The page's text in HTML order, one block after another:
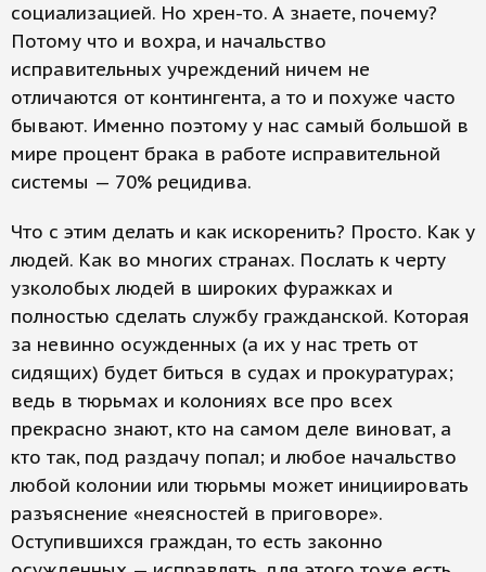
социализацией. Но хрен-то. А знаете, почему?
Потому что и вохра, и начальство
исправительных учреждений ничем не
отличаются от контингента, а то и похуже часто
бывают. Именно поэтому у нас самый большой в
мире процент брака в работе исправительной
системы — 70% рецидива.
Что с этим делать и как искоренить? Просто. Как у
людей. Как во многих странах. Послать к черту
узколобых людей в широких фуражках и
полностью сделать службу гражданской. Которая
за невинно осужденных (а их у нас треть от
сидящих) будет биться в судах и прокуратурах;
ведь в тюрьмах и колониях все про всех
прекрасно знают, кто на самом деле виноват, а
кто так, под раздачу попал; и любое начальство
любой колонии или тюрьмы может инициировать
разъяснение «неясностей в приговоре».
Оступившихся граждан, то есть законно